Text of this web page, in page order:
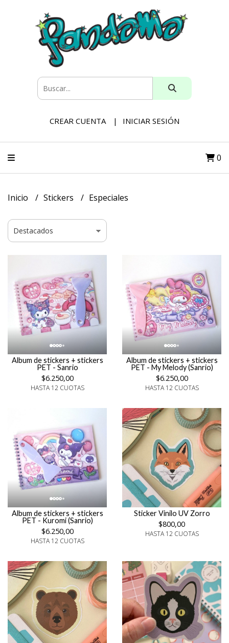
CREAR CUENTA INICIAR SESIÓN
0
Inicio Stickers Especiales
Album de stickers + stickers
PET - Sanrio
$6.250,00
HASTA 12 CUOTAS
Album de stickers + stickers
PET - My Melody (Sanrio)
$6.250,00
HASTA 12 CUOTAS
Album de stickers + stickers
PET - Kuromi (Sanrio)
$6.250,00
HASTA 12 CUOTAS
Sticker Vinilo UV Zorro
$800,00
HASTA 12 CUOTAS